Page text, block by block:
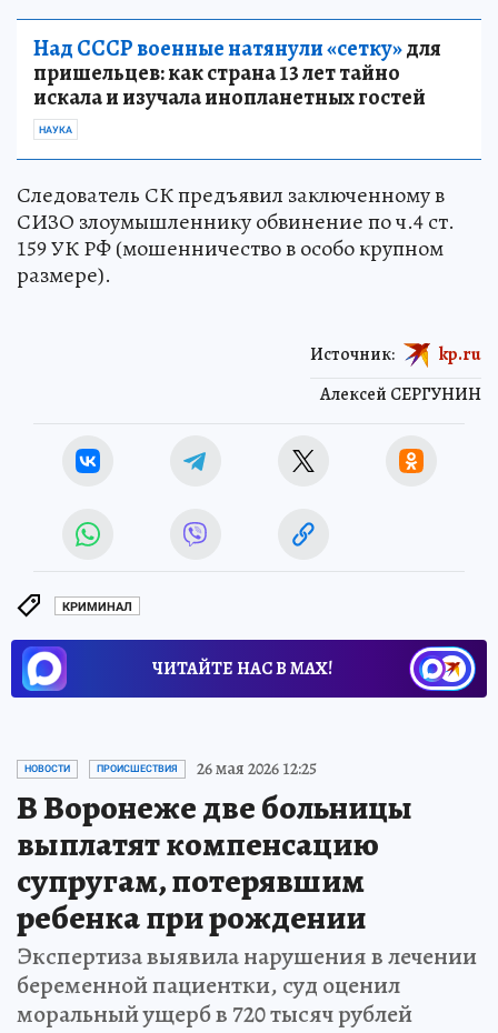
Над СССР военные натянули «сетку»для
пришельцев: как страна 13 лет тайно
искала и изучала инопланетных гостей
НАУКА
Следователь СК предъявил заключенному в
СИЗО злоумышленнику обвинение по ч.4 ст.
159 УК РФ (мошенничество в особо крупном
размере).
Алексей СЕРГУНИН
Источник: kp.ru
КРИМИНАЛ
ЧИТАЙТЕ НАС В МАХ!
НОВОСТИ ПРОИСШЕСТВИЯ 26 мая 2026 12:25
В Воронеже две больницы
выплатят компенсацию
супругам, потерявшим
ребенка при рождении
Экспертиза выявила нарушения в лечении
беременной пациентки, суд оценил
моральный ущерб в 720 тысяч рублей